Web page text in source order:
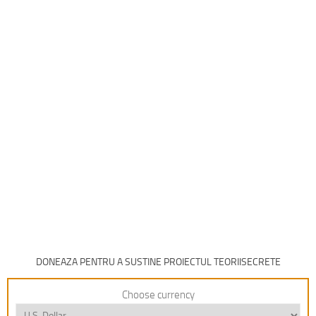
DONEAZA PENTRU A SUSTINE PROIECTUL TEORIISECRETE
Choose currency